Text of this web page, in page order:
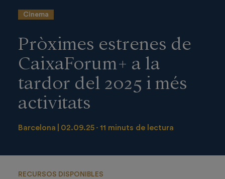
Cinema
Pròximes estrenes de
CaixaForum+ a la
tardor del 2025 i més
activitats
Barcelona 02.09.25 11 minuts de lectura
RECURSOS DISPONIBLES